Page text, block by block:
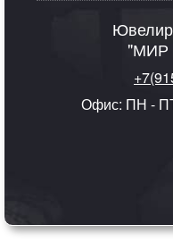
"МИР
Офис: ПН -